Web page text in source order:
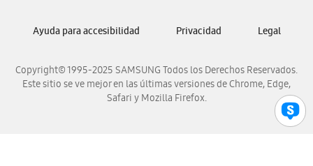
Samsung Venezuela
Copyright© 1995-2025 SAMSUNG Todos los Derechos Reservados.
Este sitio se ve mejor en las últimas versiones de Chrome, Edge,
Safari y Mozilla Firefox.
Ayuda para accesibilidad Privacidad Legal